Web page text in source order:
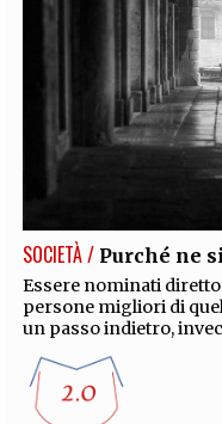
SOCIETÀ / Purché ne
Essere nominati
persone migliori di
un passo indietro,